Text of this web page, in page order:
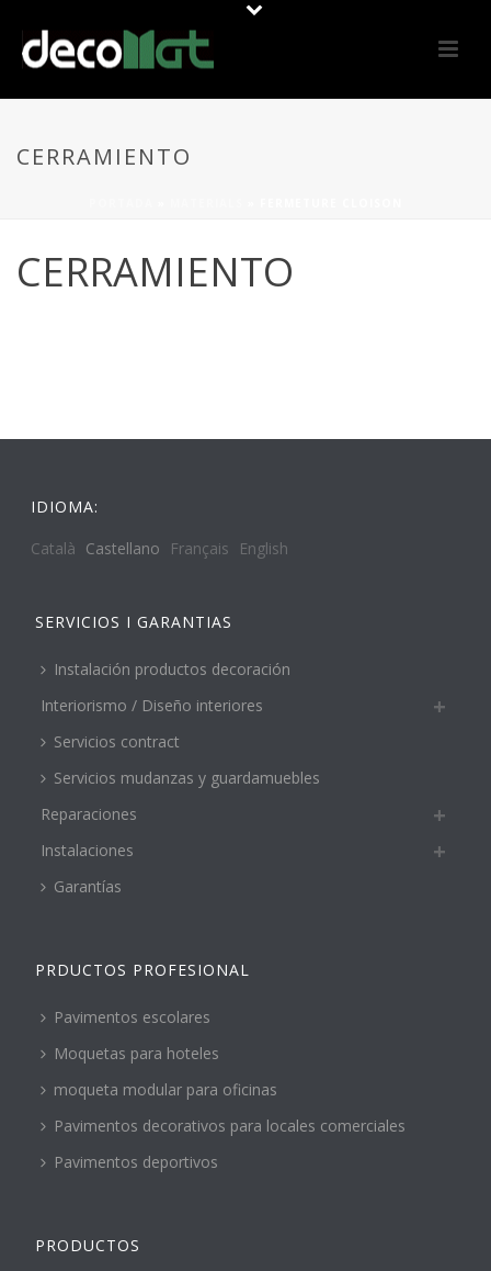
CERRAMIENTO
CERRAMIENTO
IDIOMA:
Català Castellano Français English
SERVICIOS I GARANTIAS
Instalación productos decoración
Interiorismo / Diseño interiores
Servicios contract
Servicios mudanzas y guardamuebles
Reparaciones
Instalaciones
Garantías
PRDUCTOS PROFESIONAL
Pavimentos escolares
Moquetas para hoteles
moqueta modular para oficinas
Pavimentos decorativos para locales comerciales
Pavimentos deportivos
PRODUCTOS